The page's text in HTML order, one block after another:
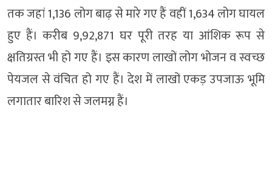
तक जहां 1,136 लोग बाढ़ से मारे गए हैं वहीं 1,634 लोग घायल
हुए हैं। करीब 9,92,871 घर पूरी तरह या आंशिक रूप से
क्षतिग्रस्त भी हो गए हैं। इस कारण लाखों लोग भोजन व स्वच्छ
पेयजल से वंचित हो गए हैं। देश में लाखों एकड़ उपजाऊ भूमि
लगातार बारिश से जलमग्न हैं।